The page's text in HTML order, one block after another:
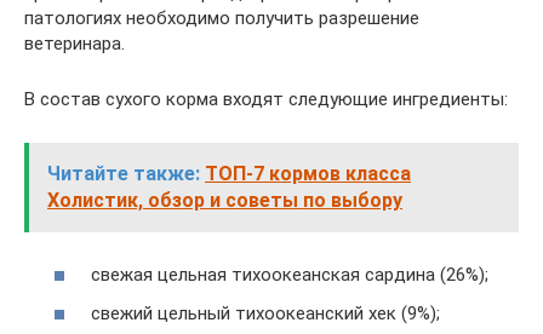
патологиях необходимо получить разрешение
ветеринара.
В состав сухого корма входят следующие ингредиенты:
Читайте также: ТОП-7 кормов класса
Холистик, обзор и советы по выбору
свежая цельная тихоокеанская сардина (26%);
свежий цельный тихоокеанский хек (9%);